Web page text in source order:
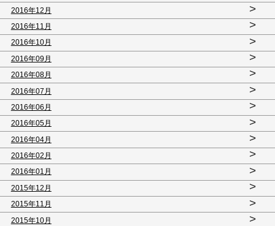
2016年12月 >
2016年11月 >
2016年10月 >
2016年09月 >
2016年08月 >
2016年07月 >
2016年06月 >
2016年05月 >
2016年04月 >
2016年02月 >
2016年01月 >
2015年12月 >
2015年11月 >
2015年10月 >